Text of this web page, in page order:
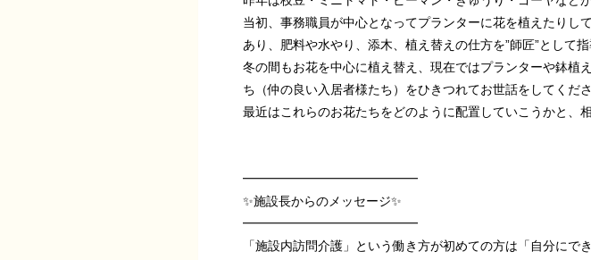
当初、事務職員が中心となってプランターに花を植えたり
あり、肥料や水やり、添木、植え替えの仕方を”師匠”として
冬の間もお花を中心に植え替え、現在ではプランターや鉢植
ち（仲の良い入居者様たち）をひきつれてお世話をしてくださ
最近はこれらのお花たちをどのように配置していこうかと、
━━━━━━━━━━━━━━
✨️施設長からのメッセージ✨️
━━━━━━━━━━━━━━
「施設内訪問介護」という働き方が初めての方は「自分に